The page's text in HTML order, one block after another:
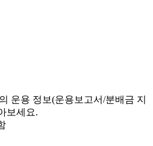
운용 정보(운용보고서/분배금 지
보세요.